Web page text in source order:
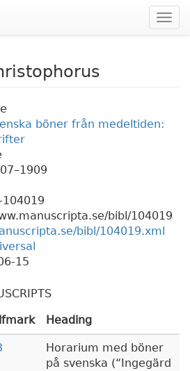
böner från medeltiden:
104019
bibl/104019
bibl/104019.xml
15
Heading
Horarium med böner
på svenska ( Ingegärd